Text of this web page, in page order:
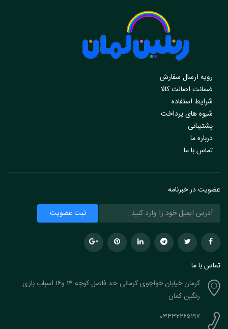
رویه ارسال سفارش
ضمانت اصالت کالا
شرایط استفاده
شیوه های پرداخت
پشتیبانی
درباره ما
تماس با ما
عضویت در خبرنامه
تماس با ما
کرمان خیابان خواجوی کرمانی حد فاصل کوچه ۱۴ و۱۶ اسباب بازی
رنگین کمان
۰۳۴۳۲۲۶۵۱۹۷